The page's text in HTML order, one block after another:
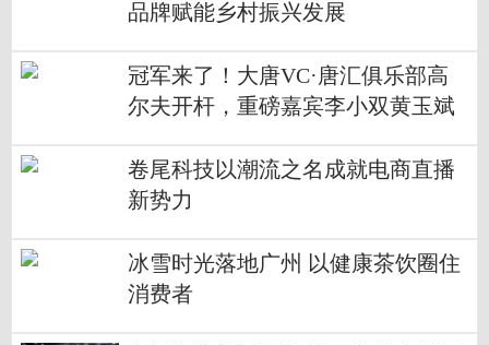
品牌赋能乡村振兴发展
冠军来了！大唐VC·唐汇俱乐部高
尔夫开杆，重磅嘉宾李小双黄玉斌
卷尾科技以潮流之名成就电商直播
新势力
冰雪时光落地广州 以健康茶饮圈住
消费者